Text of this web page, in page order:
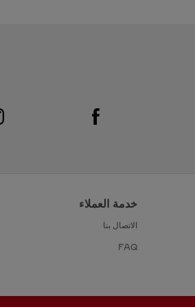
Visit us on Facebook
Link Opens in New Tab
خدمة العملاء
الاتصال بنا
FAQ